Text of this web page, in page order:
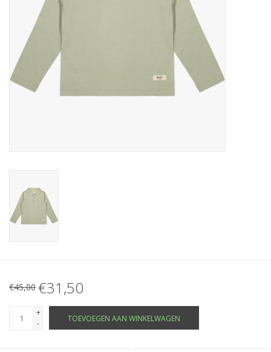
Speelgoed
Cadeaubonnen
Merken
€45,00 €31,50
+
-
TOEVOEGEN AAN WINKELWAGEN